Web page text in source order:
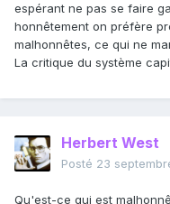
espérant ne pas se faire
honnêtement on préfère
malhonnêtes, ce qui ne
La critique du système
Herbert West
Posté 23
Qu'est-ce qui est